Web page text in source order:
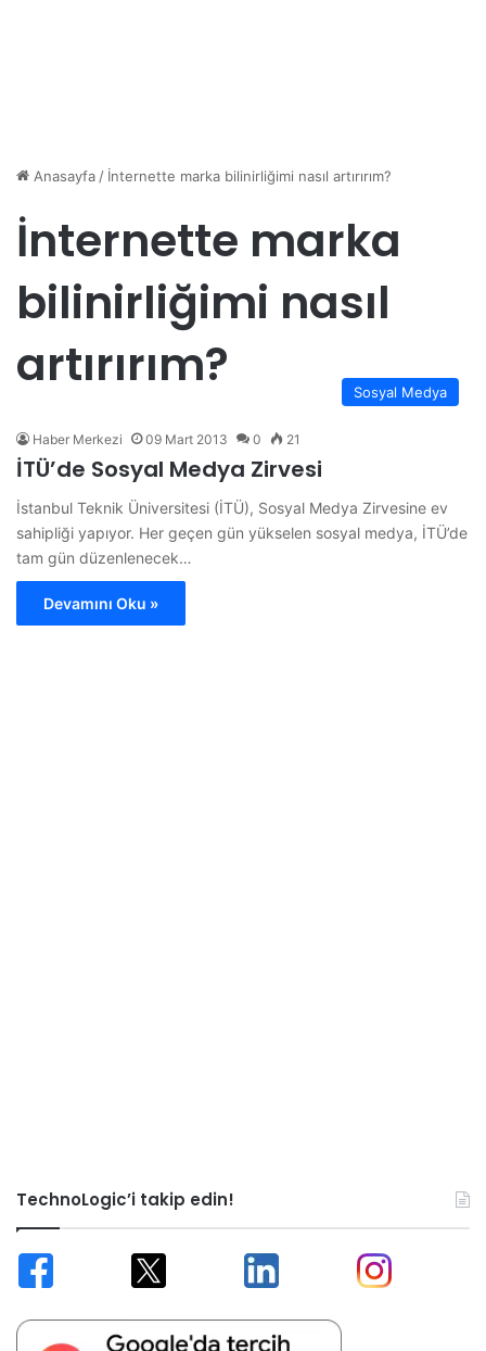
Anasayfa/ İnternette marka bilinirliğimi nasıl artırırım?
İnternette marka
bilinirliğimi nasıl
artırırım?
Sosyal Medya
Haber Merkezi 09 Mart 2013 0 21
İTÜ’de Sosyal Medya Zirvesi
İstanbul Teknik Üniversitesi (İTÜ), Sosyal Medya Zirvesine ev
sahipliği yapıyor. Her geçen gün yükselen sosyal medya, İTÜ’de
tam gün düzenlenecek…
Devamını Oku »
TechnoLogic’i takip edin!